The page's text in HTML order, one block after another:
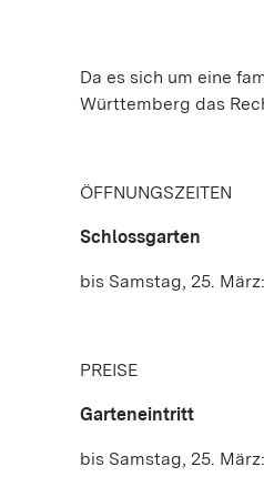
Da es sich um eine
Württemberg das
ÖFFNUNGSZEITEN
Schlossgarten
bis Samstag, 25.
PREISE
Garteneintritt
bis Samstag, 25.